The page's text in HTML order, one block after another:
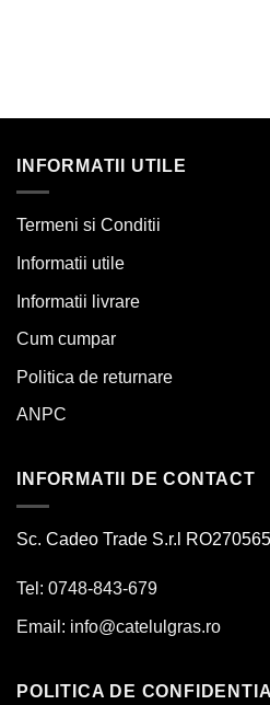
INFORMATII UTILE
Termeni si Conditii
Informatii utile
Informatii livrare
Cum cumpar
Politica de returnare
ANPC
INFORMATII DE CONTACT
Sc. Cadeo Trade S.r.l
Tel: 0748-843-679
Email: info@catelulgras.ro
POLITICA DE